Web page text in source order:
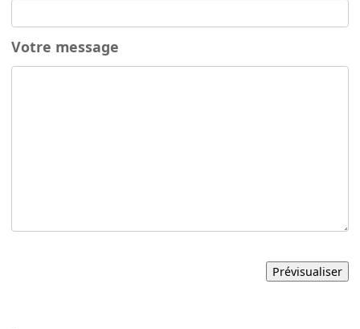
Votre message